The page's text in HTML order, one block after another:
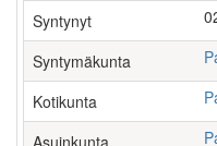
Syntynyt
Syntymäkunta
Kotikunta
Asuinkunta